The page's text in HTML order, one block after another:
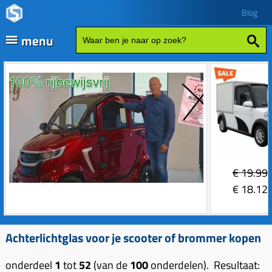
Blog
menu
Fatbikes
Scooter kopen
Zip
Sales
Elektrische delen
Achterlicht
Bobine
Motordelen
Achter tandwielen
Carburateurs (delen)
Frame delen
Achterbrug delen
Accessoires
€
€
Achterlichtglas voor je scooter of brommer kopen
onderdeel 1 tot52 (van de100onderdelen). Resultaat: